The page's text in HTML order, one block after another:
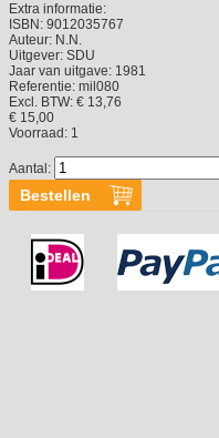
Extra informatie:
ISBN: 9012035767
Auteur: N.N.
Uitgever: SDU
Jaar van uitgave: 1981
Referentie: mil080
Excl. BTW: € 13,76
€ 15,00
Voorraad: 1
Aantal: